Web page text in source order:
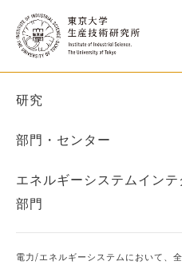
研究
部門・センター
エネルギーシステムイン
部門
電力/エネルギーシステムにおいて、